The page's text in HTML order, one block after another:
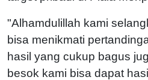
"Alhamdulillah kami
bisa menikmati
hasil yang cukup bagus
besok kami bisa dapat